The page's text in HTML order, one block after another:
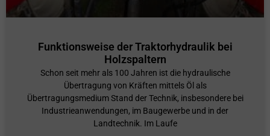
Funktionsweise der Traktorhydraulik bei
Holzspaltern
Schon seit mehr als 100 Jahren ist die hydraulische
Übertragung von Kräften mittels Öl als
Übertragungsmedium Stand der Technik, insbesondere bei
Industrieanwendungen, im Baugewerbe und in der
Landtechnik. Im Laufe